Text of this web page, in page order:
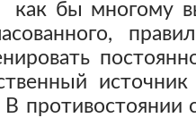
как бы многому
источник
противостоянии